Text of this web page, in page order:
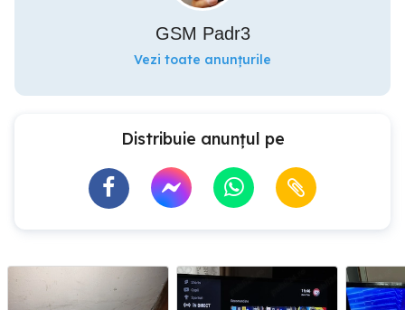
GSM Padr3
Vezi toate anunțurile
Distribuie anunțul pe